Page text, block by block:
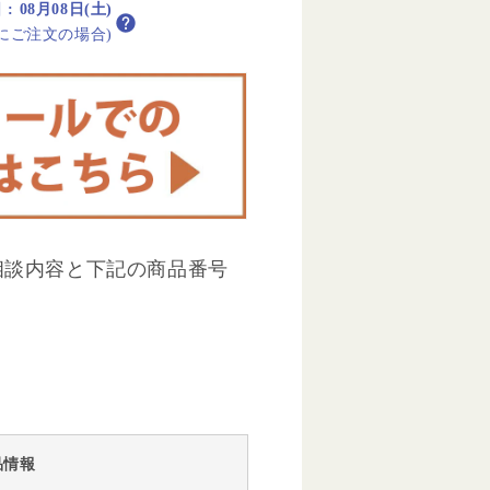
: 08月08日(土)
ご注文の場合)
内容と下記の商品番号
報